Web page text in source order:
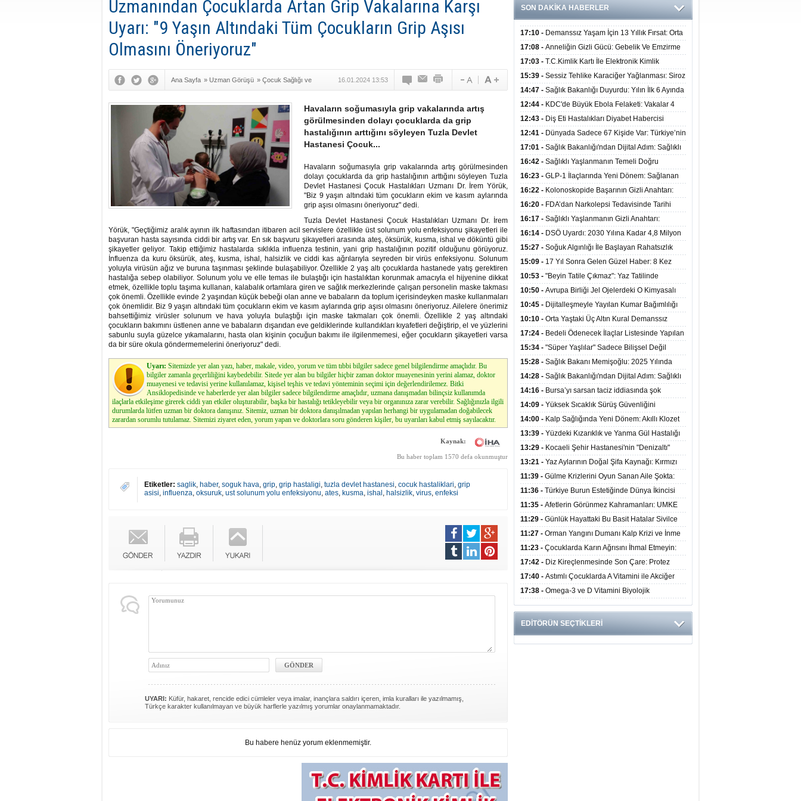
Uzmanından Çocuklarda Artan Grip Vakalarına Karşı
Uyarı: "9 Yaşın Altındaki Tüm Çocukların Grip Aşısı
Olmasını Öneriyoruz"
Ana Sayfa » Uzman Görüşü » Çocuk Sağlığı ve
Hastalıkları
16.01.2024 13:53
Havaların soğumasıyla grip vakalarında artış
görülmesinden dolayı çocuklarda da grip
hastalığının arttığını söyleyen Tuzla Devlet
Hastanesi Çocuk...
Havaların soğumasıyla grip vakalarında artış görülmesinden
dolayı çocuklarda da grip hastalığının arttığını söyleyen Tuzla
Devlet Hastanesi Çocuk Hastalıkları Uzmanı Dr. İrem Yörük,
"Biz 9 yaşın altındaki tüm çocukların ekim ve kasım aylarında
grip aşısı olmasını öneriyoruz" dedi.
Tuzla Devlet Hastanesi Çocuk Hastalıkları Uzmanı Dr. İrem
Yörük, "Geçtiğimiz aralık ayının ilk haftasından itibaren acil servislere özellikle üst solunum yolu enfeksiyonu şikayetleri ile
başvuran hasta sayısında ciddi bir artış var. En sık başvuru şikayetleri arasında ateş, öksürük, kusma, ishal ve döküntü gibi
şikayetler geliyor. Takip ettiğimiz hastalarda sıklıkla influenza testinin, yani grip hastalığının pozitif olduğunu görüyoruz.
İnfluenza da kuru öksürük, ateş, kusma, ishal, halsizlik ve ciddi kas ağrılarıyla seyreden bir virüs enfeksiyonu. Solunum
yoluyla virüsün ağız ve buruna taşınması şeklinde bulaşabiliyor. Özellikle 2 yaş altı çocuklarda hastanede yatış gerektiren
hastalığa sebep olabiliyor. Solunum yolu ve elle temas ile bulaştığı için hastalıktan korunmak amacıyla el hijyenine dikkat
etmek, özellikle toplu taşıma kullanan, kalabalık ortamlara giren ve sağlık merkezlerinde çalışan personelin maske takması
çok önemli. Özellikle evinde 2 yaşından küçük bebeği olan anne ve babaların da toplum içerisindeyken maske kullanmaları
çok önemlidir. Biz 9 yaşın altındaki tüm çocukların ekim ve kasım aylarında grip aşısı olmasını öneriyoruz. Ailelere önerimiz
bahsettiğimiz virüsler solunum ve hava yoluyla bulaştığı için maske takmaları çok önemli. Özellikle 2 yaş altındaki
çocukların bakımını üstlenen anne ve babaların dışarıdan eve geldiklerinde kullandıkları kıyafetleri değiştirip, el ve yüzlerini
sabunlu suyla güzelce yıkamalarını, hasta olan kişinin çocuğun bakımı ile ilgilenmemesi, eğer çocukların şikayetleri varsa
da bir süre okula göndermemelerini öneriyoruz" dedi.
Uyarı: Sitemizde yer alan yazı, haber, makale, video, yorum ve tüm tıbbi bilgiler sadece genel bilgilendirme amaçlıdır. Bu
bilgiler zamanla geçerliliğini kaybedebilir. Sitede yer alan bu bilgiler hiçbir zaman doktor muayenesinin yerini alamaz, doktor
muayenesi ve tedavisi yerine kullanılamaz, kişisel teşhis ve tedavi yönteminin seçimi için değerlendirilemez. Bitki
Ansiklopedisinde ve haberlerde yer alan bilgiler sadece bilgilendirme amaçlıdır, uzmana danışmadan bilinçsiz kullanımda
ilaçlarla etkileşime girerek ciddi yan etkiler oluşturabilir, başka bir hastalığı tetikleyebilir veya bir organınıza zarar verebilir. Sağlığınızla ilgili
durumlarda lütfen uzman bir doktora danışınız. Sitemiz, uzman bir doktora danışılmadan yapılan herhangi bir uygulamadan doğabilecek
zarardan sorumlu tutulamaz. Sitemizi ziyaret eden, yorum yapan ve doktorlara soru gönderen kişiler, bu uyarıları kabul etmiş sayılacaktır.
Kaynak:
Bu haber toplam 1570 defa okunmuştur
Etiketler: saglik, haber, soguk hava, grip, grip hastaligi, tuzla devlet hastanesi, cocuk hastaliklari, grip
asisi, influenza, oksuruk, ust solunum yolu enfeksiyonu, ates, kusma, ishal , halsizlik, virus, enfeksi
UYARI: Küfür, hakaret, rencide edici cümleler veya imalar, inançlara saldırı içeren, imla kuralları ile yazılmamış,
Türkçe karakter kullanılmayan ve büyük harflerle yazılmış yorumlar onaylanmamaktadır.
Bu habere henüz yorum eklenmemiştir.
SON DAKİKA HABERLER
17:10 - Demanssız Yaşam İçin 13 Yıllık Fırsat: Orta
Yaştaki Yaşam Tarzı Beyin Sağlığını Belirliyor
17:08 - Anneliğin Gizli Gücü: Gebelik Ve Emzirme
Biyolojik Dayanıklılığı Artırabilir Mi?
17:03 - T.C.Kimlik Kartı İle Elektronik Kimlik
Doğrulama Yöntemi (Biyometrik Kimlik Doğrulama
Sistemi) 07.08.2026
15:39 - Sessiz Tehlike Karaciğer Yağlanması: Siroz
Ve Kalp Krizine Davetiye Çıkarıyor!
14:47 - Sağlık Bakanlığı Duyurdu: Yılın İlk 6 Ayında
10 Binden Fazla Hasta Hiperbarik Oksijen Tedavisi
Aldı
12:44 - KDC'de Büyük Ebola Felaketi: Vakalar 4
Bini Aştı, Virüste Mutasyon Şüphesi!
12:43 - Diş Eti Hastalıkları Diyabet Habercisi
Olabilir: Ağız Sağlığı Ve Şeker Arasındaki Çift Yönlü
Bağ Kanıtlandı
12:41 - Dünyada Sadece 67 Kişide Var: Türkiye’nin
İlk Bundgaard Sendromu Vakası Diyarbakır’da
Teşhis Edildi
17:01 - Sağlık Bakanlığı'ndan Dijital Adım: Sağlıklı
Hayat Merkezlerinde Uzaktan Danışmanlık Dönemi
Başladı
16:42 - Sağlıklı Yaşlanmanın Temeli Doğru
Beslenmeden Geçiyor: İleri Yaşta Hangi Besin
Öğelerine İhtiyaç Duyuluyor?
16:23 - GLP-1 İlaçlarında Yeni Dönem: Sağlanan
Faydalar Yalnızca Kilo Kaybıyla Sınırlı Değil
16:22 - Kolonoskopide Başarının Gizli Anahtarı:
Yetersiz Bağırsak Temizliği Poliplerin Gözden
Kaçmasına Neden Oluyor
16:20 - FDA’dan Narkolepsi Tedavisinde Tarihi
Onay: Oreksin Sistemini Hedefleyen İlk İlaç
Kullanıma Sunuldu
16:17 - Sağlıklı Yaşlanmanın Gizli Anahtarı:
Düzenli Kuvvet Antrenmanı Kas Ve Kemik Sağlığını
Koruyor
16:14 - DSÖ Uyardı: 2030 Yılına Kadar 4,8 Milyon
Hemşire ve Ebe Açığı Oluşabilir
15:27 - Soğuk Algınlığı İle Başlayan Rahatsızlık
Karaciğer Yetmezliği Çıktı: 17 Yıl Sonra Nakille
Hayata Tutundu
15:09 - 17 Yıl Sonra Gelen Güzel Haber: 8 Kez
Reddedilen Hastaya 9'uncu Çağrıda Nakil Yapıldı
10:53 - "Beyin Tatile Çıkmaz": Yaz Tatilinde
Öğrenilenlerin Yüzde 39'u Unutulabiliyor
10:50 - Avrupa Birliği Jel Ojelerdeki O Kimyasalı
Yasakladı: Kısırlık ve Alerji Riski Uyarısı
10:45 - Dijitalleşmeyle Yayılan Kumar Bağımlılığı
Beyni ve Aileyi Yıkıma Uğratıyor
10:10 - Orta Yaştaki Üç Altın Kural Demanssız
Yaşamı 13 Yıl Uzatabiliyor
17:24 - Bedeli Ödenecek İlaçlar Listesinde Yapılan
Düzenlemeler Hakkında Duyuru 2026/30
15:34 - "Süper Yaşlılar" Sadece Bilişsel Değil
Fiziksel Olarak da Daha Sağlıklı Yaşıyor
15:28 - Sağlık Bakanı Memişoğlu: 2025 Yılında
300 Bini Aşkın Kişiye Emzirme Eğitimi Verildi
14:28 - Sağlık Bakanlığı'ndan Dijital Adım: Sağlıklı
Hayat Merkezlerinde Uzaktan Sağlık Hizmeti
Başladı
14:16 - Bursa’yı sarsan taciz iddiasında şok
gelişme!
14:09 - Yüksek Sıcaklık Sürüş Güvenliğini
Düşürüyor: 40 Derecede Güvenli Sürüş Süresi 53
Dakikaya İniyor
14:00 - Kalp Sağlığında Yeni Dönem: Akıllı Klozet
Kapağı 30 Saniyede Ritim Bozukluğunu Tespit
Ediyor
13:39 - Yüzdeki Kızarıklık ve Yanma Gül Hastalığı
(Rozasea) Belirtisi Olabilir
13:29 - Kocaeli Şehir Hastanesi'nin "Denizaltı"
Görünümlü Ünitesi Hastalara Umut Oluyor
13:21 - Yaz Aylarının Doğal Şifa Kaynağı: Kırmızı
Meyveler Bağışıklığı ve Kalbi Koruyor
11:39 - Gülme Krizlerini Oyun Sanan Aile Şokta:
3,5 Yaşındaki Çocuk 8 Kez Felç Geçirdi
11:36 - Türkiye Burun Estetiğinde Dünya İkincisi
Oldu
11:35 - Afetlerin Görünmez Kahramanları: UMKE
Dev Kadrosuyla Görev Başında
11:29 - Günlük Hayattaki Bu Basit Hatalar Sivilce
Oluşumunu Tetikliyor
11:27 - Orman Yangını Dumanı Kalp Krizi ve İnme
Riskini Artırıyor
11:23 - Çocuklarda Karın Ağrısını İhmal Etmeyin:
Apandisit Habercisi Olabilir
17:42 - Diz Kireçlenmesinde Son Çare: Protez
Ameliyatı İle Yaşam Kalitesi Artıyor
17:40 - Astımlı Çocuklarda A Vitamini ile Akciğer
Hacmi Arasında Bağlantı Bulundu
17:38 - Omega-3 ve D Vitamini Biyolojik
Yaşlanmayı Yavaşlatabilir
EDİTÖRÜN SEÇTİKLERİ